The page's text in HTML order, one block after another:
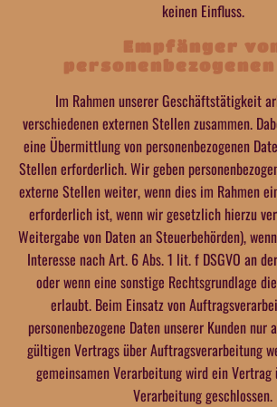
keinen Einfluss.
Empfänger
Im Rahmen unserer Geschäftstätigkeit
verschiedenen externen Stellen zusammen.
eine Übermittlung von personenbezogenen
Stellen erforderlich. Wir geben
externe Stellen weiter, wenn dies im Rahmen
erforderlich ist, wenn wir gesetzlich hierzu
Weitergabe von Daten an Steuerbehörden),
Interesse nach Art. 6 Abs. 1 lit. f DSGVO an
oder wenn eine sonstige Rechtsgrundlage
erlaubt. Beim Einsatz von
personenbezogene Daten unserer Kunden nur
gültigen Vertrags über Auftragsverarbeitung
gemeinsamen Verarbeitung wird ein Vertrag
Verarbeitung geschlossen.